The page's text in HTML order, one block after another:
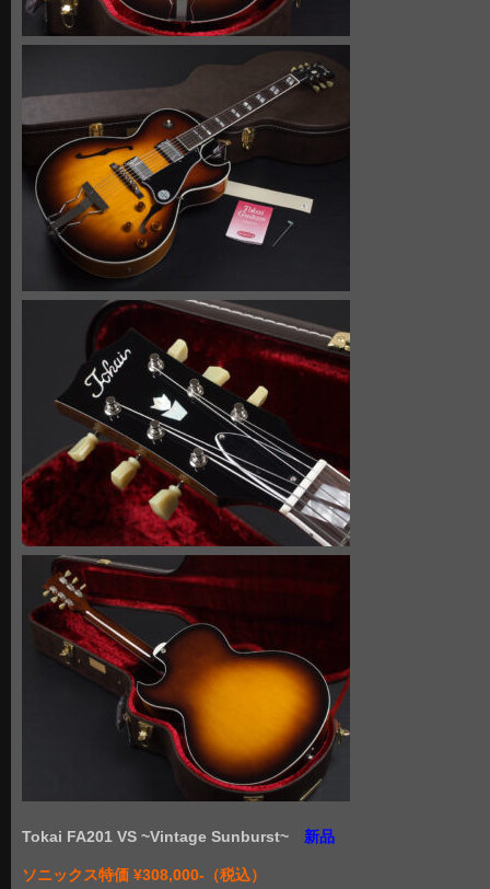
Tokai FA201 VS ~Vintage Sunburst~ 新品
ソニックス特価 ¥308,000-（税込）